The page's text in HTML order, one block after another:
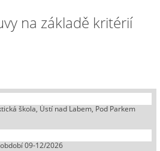
na základě kritérií
škola, Ústí nad Labem, Pod Parkem
09-12/2026